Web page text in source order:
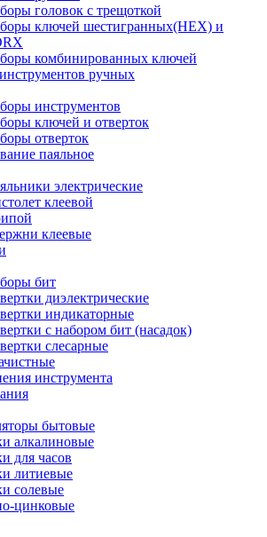
головок c трещоткой
ключей шестигранных(HEX) и
комбинированных ключей
ручных
инструментов
ключей и отверток
отверток
паяльное
электрические
клеевой
клеевые
бит
диэлектрические
индикаторные
с набором бит (насадок)
слесарные
инструмента
бытовые
алкалиновые
для часов
литиевые
солевые
цинковые